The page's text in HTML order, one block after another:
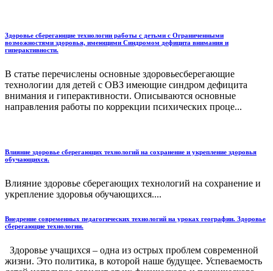
Здоровье сберегающие технологии работы с детьми с Ограниченными
возможностями здоровья, имеющими Синдромом дефицита внимания и
гиперактивности.
В статье перечислены основные здоровьесберегающие
технологии для детей с ОВЗ имеющие синдром дефицита
внимания и гиперактивности. Описываются основные
направления работы по коррекции психических проце...
Влияние здоровье сберегающих технологий на сохранение и укрепление здоровья
обучающихся.
Влияние здоровье сберегающих технологий на сохранение и
укрепление здоровья обучающихся....
Внедрение современных педагогических технологий на уроках географии. Здоровье
сберегающие технологии.
Здоровье учащихся – одна из острых проблем современной
жизни. Это политика, в которой наше будущее. Успеваемость